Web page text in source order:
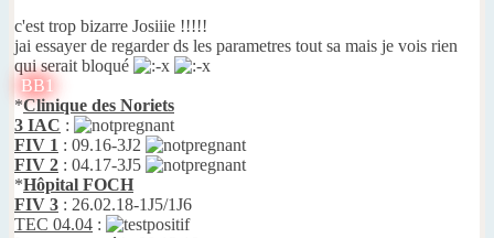
c'est trop bizarre Josiiie !!!!!
jai essayer de regarder ds les parametres tout sa mais je vois rien
qui serait bloqué
BB1
*Clinique des Noriets
3 IAC :
FIV 1 : 09.16-3J2
FIV 2 : 04.17-3J5
*Hôpital FOCH
FIV 3 : 26.02.18-1J5/1J6
TEC 04.04 :